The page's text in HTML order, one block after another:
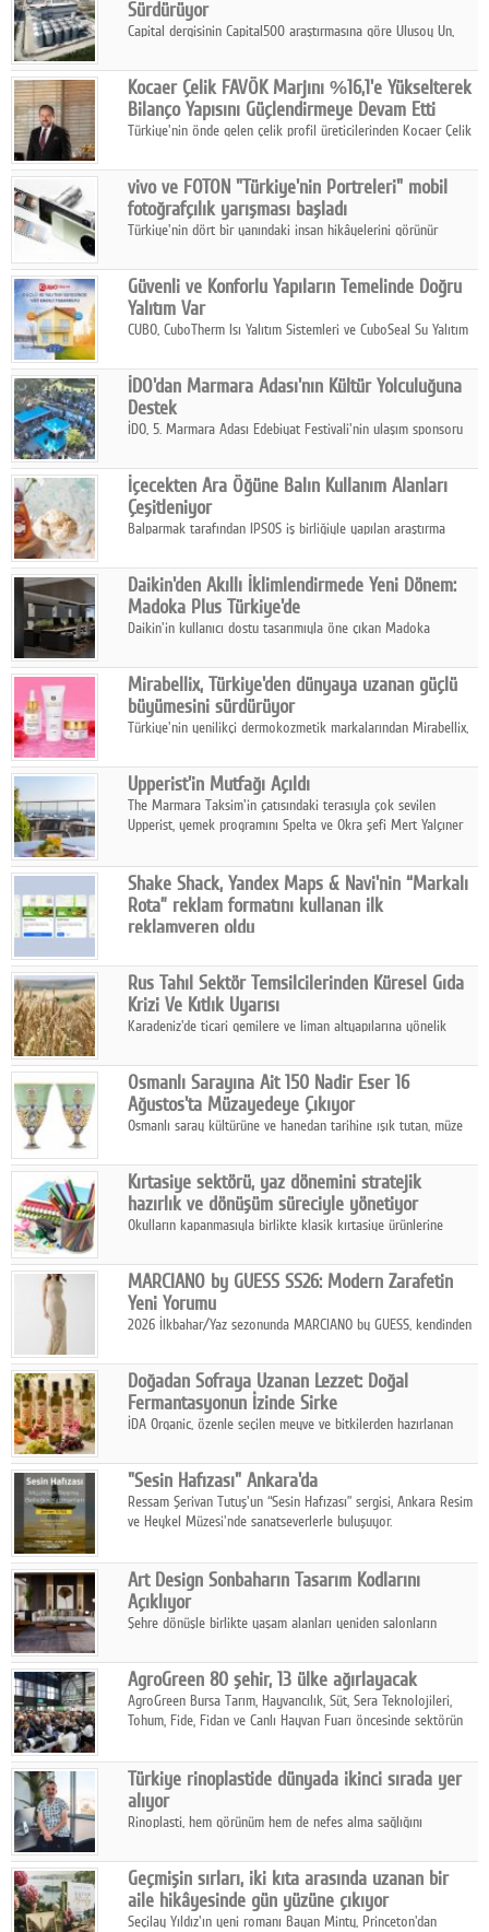
Sürdürüyor
Capital dergisinin Capital500 araştırmasına göre Ulusoy Un,
hasılatıyla Türkiye'nin en büyük 83. firması oldu.
Kocaer Çelik FAVÖK Marjını %16,1'e Yükselterek
Bilanço Yapısını Güçlendirmeye Devam Etti
Türkiye'nin önde gelen çelik profil üreticilerinden Kocaer Çelik
Çelik FAVÖK Marjını %16,1'e yükseltti.
vivo ve FOTON "Türkiye'nin Portreleri" mobil
fotoğrafçılık yarışması başladı
Türkiye'nin dört bir yanındaki insan hikâyelerini görünür
insanını, kültürünü ve yaşamını portre fotoğraflarıyla
anlatmaya davet ediyor.
Güvenli ve Konforlu Yapıların Temelinde Doğru
Yalıtım Var
CUBO, CuboTherm Isı Yalıtım Sistemleri ve CuboSeal Su Yalıtım
ve sürdürülebilir çözümler sunuyor.
İDO'dan Marmara Adası'nın Kültür Yolculuğuna
Destek
İDO, 5. Marmara Adası Edebiyat Festivali'nin ulaşım sponsoru
ettiriyor.
İçecekten Ara Öğüne Balın Kullanım Alanları
Çeşitleniyor
Balparmak tarafından IPSOS iş birliğiyle yapılan araştırma
ıhlamur gibi içeceklerde tercih ettiğini ortaya koyuyor.
Daikin'den Akıllı İklimlendirmede Yeni Dönem:
Madoka Plus Türkiye'de
Daikin'in kullanıcı dostu tasarımıyla öne çıkan Madoka
kontrol ünitesi Madoka Plus Türkiye'de satışa sunuldu.
Mirabellix, Türkiye'den dünyaya uzanan güçlü
büyümesini sürdürüyor
Türkiye'nin yenilikçi dermokozmetik markalarından Mirabellix,
ürünleriyle hem yurt içinde hem de uluslararası pazarlarda
büyümesini sürdürüyor.
Upperist'in Mutfağı Açıldı
The Marmara Taksim'in çatısındaki terasıyla çok sevilen
Upperist, yemek programını Spelta ve Okra şefi Mert Yalçıner
Shake Shack, Yandex Maps & Navi'nin “Markalı
Rota” reklam formatını kullanan ilk
reklamveren oldu
artırmak amacıyla Cereyan Medya ve Yandex Ads iş birliğiyle
Yandex Maps & Navi'nin yeni "Markalı Rota" reklam formatını
kullanan ilk marka oldu.
Rus Tahıl Sektör Temsilcilerinden Küresel Gıda
Krizi Ve Kıtlık Uyarısı
Karadeniz'de ticari gemilere ve liman altyapılarına yönelik
geçirdi.
Osmanlı Sarayına Ait 150 Nadir Eser 16
Ağustos'ta Müzayedeye Çıkıyor
Osmanlı saray kültürüne ve hanedan tarihine ışık tutan, müze
Ağustos'ta Arthill Müzecilik'in düzenleyeceği özel müzayedede
koleksiyonerlerle buluşuyor
Kırtasiye sektörü, yaz dönemini stratejik
hazırlık ve dönüşüm süreciyle yönetiyor
Okulların kapanmasıyla birlikte klasik kırtasiye ürünlerine
sanat ve eğitici aktivite ürünleriyle dinamik bir biçimde
geçiriyor.
MARCIANO by GUESS SS26: Modern Zarafetin
Yeni Yorumu
2026 İlkbahar/Yaz sezonunda MARCIANO by GUESS, kendinden
Doğadan Sofraya Uzanan Lezzet: Doğal
Fermantasyonun İzinde Sirke
İDA Organic, özenle seçilen meyve ve bitkilerden hazırlanan
sofralarına taşıyor.
"Sesin Hafızası" Ankara'da
Ressam Şerivan Tutuş'un “Sesin Hafızası” sergisi, Ankara Resim
ve Heykel Müzesi'nde sanatseverlerle buluşuyor.
Art Design Sonbaharın Tasarım Kodlarını
Açıklıyor
Şehre dönüşle birlikte yaşam alanları yeniden salonların
sonbaharın tasarım kodlarını açıklıyor.
AgroGreen 80 şehir, 13 ülke ağırlayacak
AgroGreen Bursa Tarım, Hayvancılık, Süt, Sera Teknolojileri,
Tohum, Fide, Fidan ve Canlı Hayvan Fuarı öncesinde sektörün
Türkiye rinoplastide dünyada ikinci sırada yer
alıyor
Rinoplasti, hem görünüm hem de nefes alma sağlığını
biri konumunda.
Geçmişin sırları, iki kıta arasında uzanan bir
aile hikâyesinde gün yüzüne çıkıyor
Seçilay Yıldız'ın yeni romanı Bayan Minty, Princeton'dan